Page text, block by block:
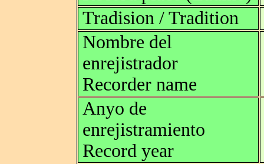
Tradision / Tradition
Nombre del
enrejistrador
Recorder name
Anyo de
enrejistramiento
Record year